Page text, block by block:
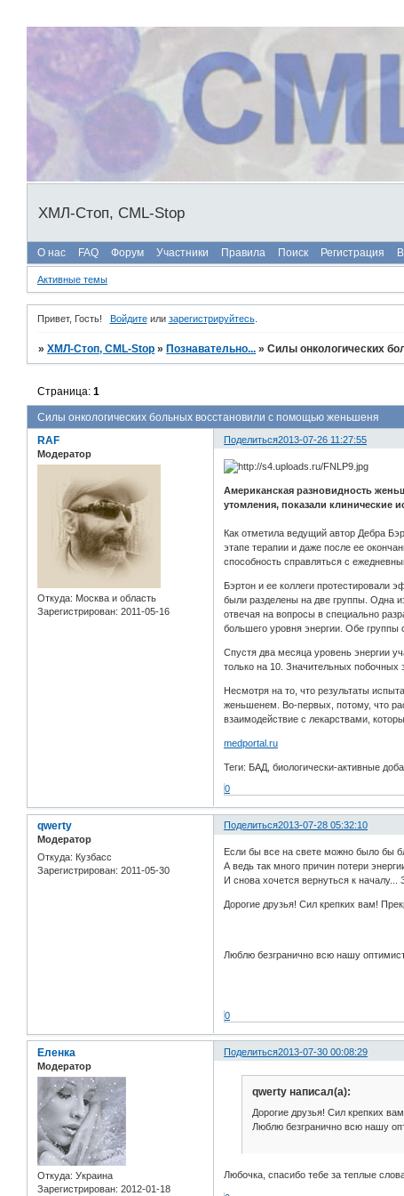
ХМЛ-Стоп, CML-Stop
О нас FAQ Форум Участники Правила Поиск Регистрация
Активные темы
Привет, Гость! Войдитеили зарегистрируйтесь.
»ХМЛ-Стоп, CML-Stop »Познавательно... »Силы онкологических
Силы онкологических больных восстановили с помощью женьшеня
Страница:1
Поделиться2013-07-26 11:27:55
RAF
Модератор
Откуда: Москва и область
Зарегистрирован: 2011-05-16
Американская разновидность
утомления, показали клинические
Как отметила ведущий автор Дебра
этапе терапии и даже после ее
способность справляться с
Бэртон и ее коллеги протестировали
были разделены на две группы. Одна
отвечая на вопросы в специально
большего уровня энергии. Обе группы
Спустя два месяца уровень энергии
только на 10. Значительных
Несмотря на то, что результаты
женьшенем. Во-первых, потому, что
взаимодействие с лекарствами,
medportal.ru
Теги: БАД, биологически-активные
0
Поделиться2013-07-28 05:32:10
qwerty
Модератор
Откуда: Кузбасс
Зарегистрирован: 2011-05-30
Если бы все на свете можно было бы
А ведь так много причин потери
И снова хочется вернуться к
Дорогие друзья! Сил крепких вам!
Люблю безгранично всю нашу
0
Поделиться2013-07-30 00:08:29
Еленка
Модератор
Откуда: Украина
Зарегистрирован: 2012-01-18
qwerty написал(а):
Дорогие друзья! Сил крепких
Люблю безгранично всю нашу
Любочка, спасибо тебе за теплые